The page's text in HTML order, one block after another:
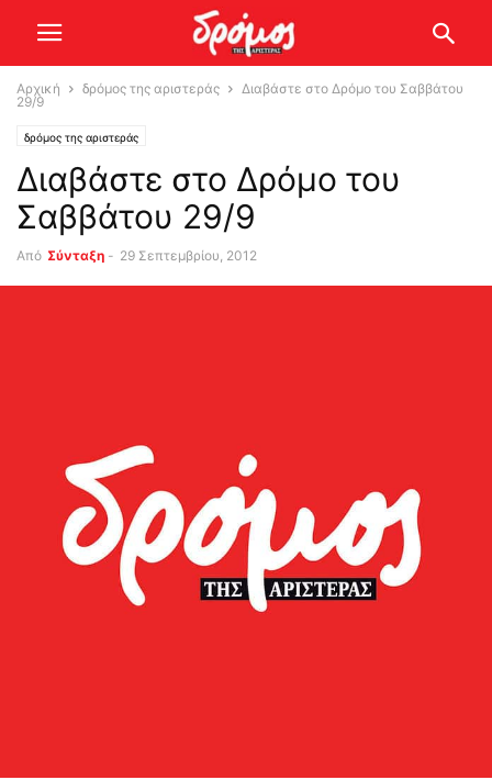
Αρχική δρόμος της αριστεράς
Διαβάστε στο Δρόμο του Σαββάτου
29/9
δρόμος της αριστεράς
Διαβάστε στο Δρόμο του
Σαββάτου 29/9
Από Σύνταξη - 29 Σεπτεμβρίου, 2012